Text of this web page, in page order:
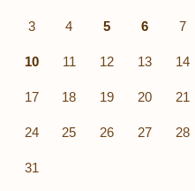
3 4 5 6 7
10 11 12 13 14
17 18 19 20 21
24 25 26 27 28
31